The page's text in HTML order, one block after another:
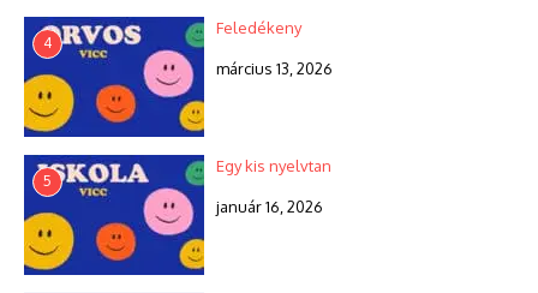
4
Feledékeny
március 13, 2026
5
Egy kis nyelvtan
január 16, 2026